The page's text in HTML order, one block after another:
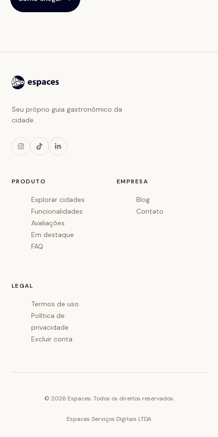
Seu próprio guia gastronômico da
cidade.
PRODUTO
Explorar cidades
Funcionalidades
Avaliações
Em destaque
FAQ
EMPRESA
Blog
Contato
LEGAL
Termos de uso
Política de
privacidade
Excluir conta
© 2026 Espaces. Todos os direitos reservados.
Espaces Serviços Digitais LTDA